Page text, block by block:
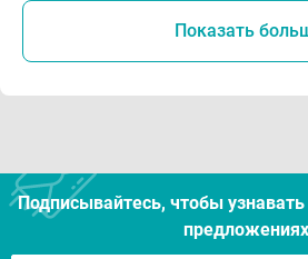
Показать
Подписывайтесь, чтобы